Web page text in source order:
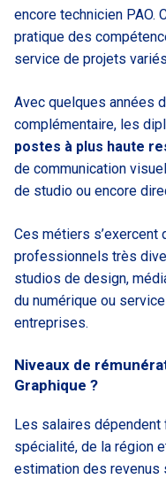
encore technicien PAO.
pratique des
service de projets
Avec quelques années
complémentaire, les
postes à plus haute
de communication
de studio ou encore
Ces métiers s’exercent
professionnels très
studios de design,
du numérique ou
entreprises.
Niveaux de
Graphique ?
Les salaires dépendent
spécialité, de la région
estimation des revenus